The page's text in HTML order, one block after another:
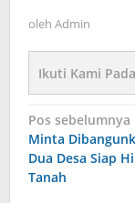
oleh Admin
Ikuti Kami Pada
Navigasi
pos
Pos sebelumnya
Minta
Dua Desa Siap
Tanah